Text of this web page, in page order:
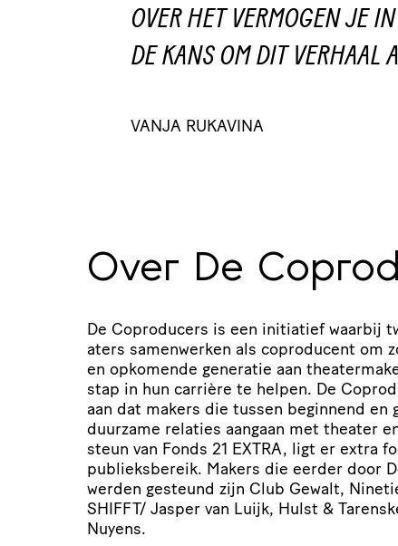
OVER HET VERMOGEN JE
DE KANS OM DIT VERHAAL
VANJA RUKAVINA
Over De
De Coproducers is een initiatief waarbij
a­ters samenwerken als coproducent om
en opkomende generatie aan
stap in hun carrière te helpen. De
aan dat makers die tussen beginnend en
duurzame relaties aangaan met theater
steun van Fonds 21 EXTRA, ligt er extra
publieks­be­reik. Makers die eerder door
werden gesteund zijn Club Gewalt,
SHIFFT/ Jasper van Luijk, Hulst &
Nuyens.